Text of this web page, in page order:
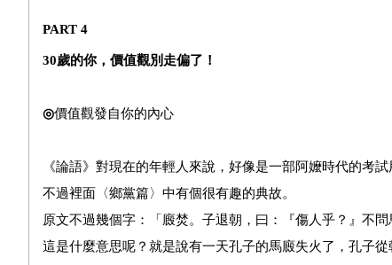
PART 4
30歲的你，價值觀別走偏了！
◎價值觀發自你的內心
《論語》對現在的年輕人來說，好像是一部阿嬤時代的考試
不過裡面〈鄉黨篇〉中有個很有趣的典故。
原文不過幾個字：「廄焚。子退朝，曰：『傷人乎？』不問
這是什麼意思呢？就是說有一天孔子的馬廄失火了，孔子